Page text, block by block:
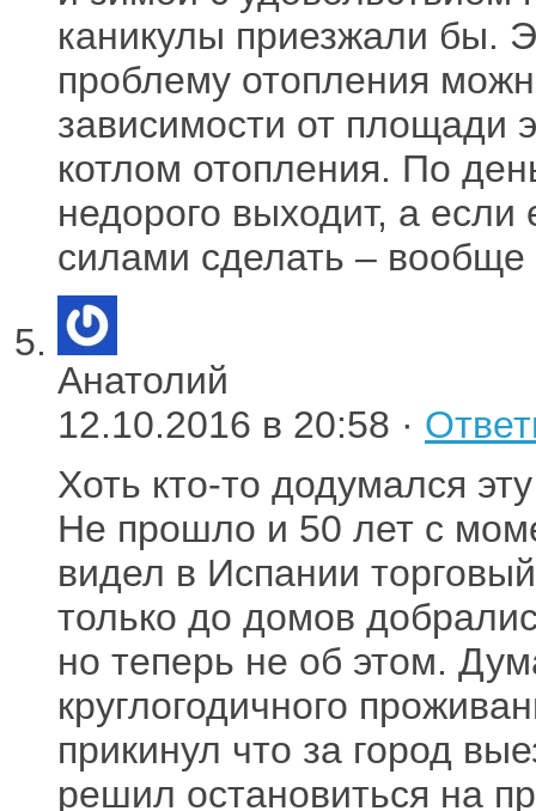
каникулы приезжали бы.
проблему отопления
зависимости от площади
котлом отопления. По
недорого выходит, а
силами сделать – вообще
Анатолий
12.10.2016 в 20:58 ·
Хоть кто-то додумался
Не прошло и 50 лет с
видел в Испании
только до домов
но теперь не об этом.
круглогодичного
прикинул что за город
решил остановиться на